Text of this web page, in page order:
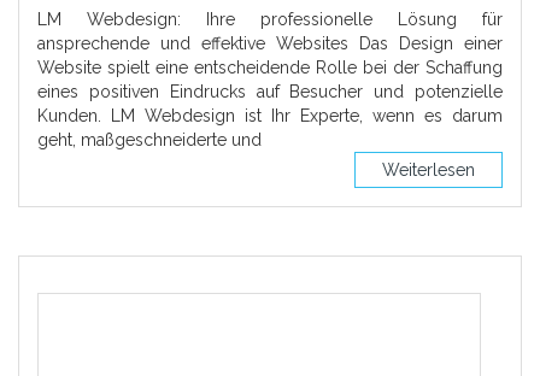
LM Webdesign: Ihre professionelle Lösung für
ansprechende und effektive Websites Das Design einer
Website spielt eine entscheidende Rolle bei der Schaffung
eines positiven Eindrucks auf Besucher und potenzielle
Kunden. LM Webdesign ist Ihr Experte, wenn es darum
geht, maßgeschneiderte und
Weiterlesen